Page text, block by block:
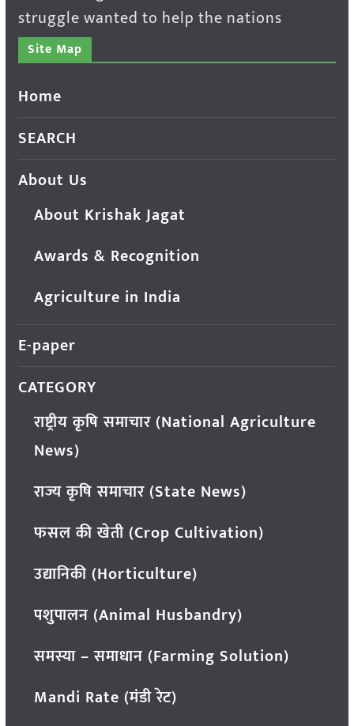
struggle wanted to help the nations
Site Map
Home
SEARCH
About Us
About Krishak Jagat
Awards & Recognition
Agriculture in India
E-paper
CATEGORY
राष्ट्रीय कृषि समाचार (National Agriculture
News)
राज्य कृषि समाचार (State News)
फसल की खेती (Crop Cultivation)
उद्यानिकी (Horticulture)
पशुपालन (Animal Husbandry)
समस्या – समाधान (Farming Solution)
Mandi Rate (मंडी रेट)